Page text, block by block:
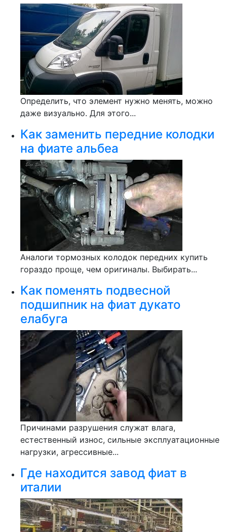
Определить, что элемент нужно менять, можно
даже визуально. Для этого...
Как заменить передние колодки
на фиате альбеа
Аналоги тормозных колодок передних купить
гораздо проще, чем оригиналы. Выбирать...
Как поменять подвесной
подшипник на фиат дукато
елабуга
Причинами разрушения служат влага,
естественный износ, сильные эксплуатационные
нагрузки, агрессивные...
Где находится завод фиат в
италии